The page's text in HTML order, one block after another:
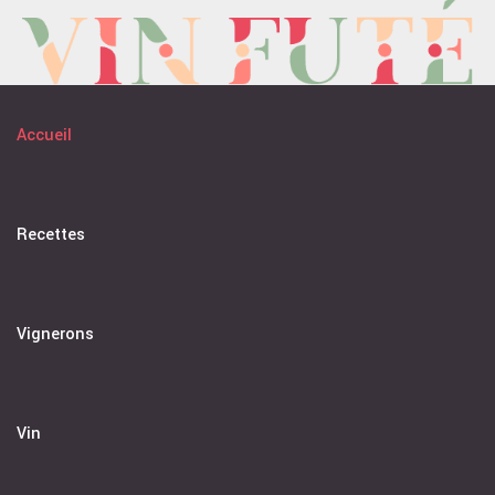
Accueil
Recettes
Vignerons
Vin